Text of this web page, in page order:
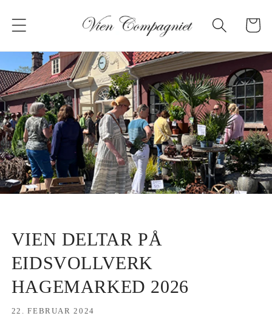
innholdet
VIEN DELTAR PÅ
EIDSVOLLVERK
HAGEMARKED 2026
22. FEBRUAR 2024